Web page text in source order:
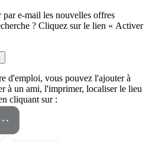
par e-mail les nouvelles offres
? Cliquez sur le lien « Activer
d'emploi, vous pouvez l'ajouter à
à un ami, l'imprimer, localiser le lieu
cliquant sur :